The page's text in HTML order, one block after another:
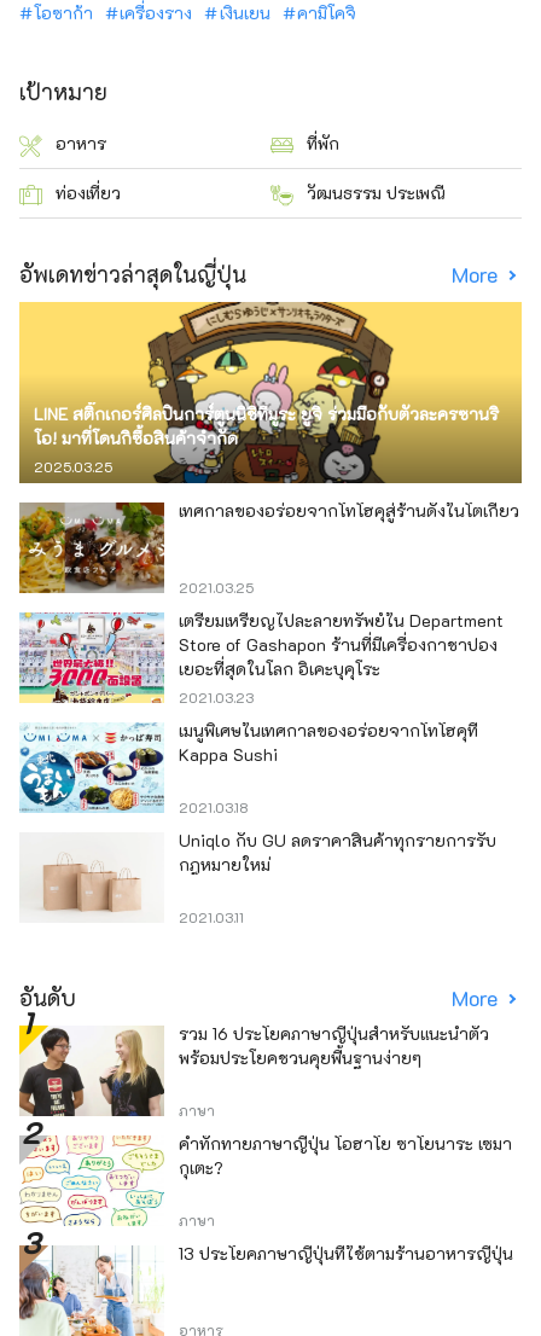
โอซาก้า
เครื่องราง เงินเยน คามิโคจิ
เป้าหมาย
อาหาร ที่พัก
ท่องเที่ยว วัฒนธรรม ประเพณี
อัพเดทข่าวล่าสุดในญี่ปุ่น More
LINE สติ๊กเกอร์ศิลปินการ์ตูนนิชิทีมูระ ยูจิ ร่วมมือกับตัวละครซานริ
โอ! มาที่โดนกิซื้อสินค้าจำกัด
2025.03.25
เทศกาลของอร่อยจากโทโฮคุสู่ร้านดังในโตเกียว
2021.03.25
เตรียมเหรียญไปละลายทรัพย์ใน Department
Store of Gashapon ร้านที่มีเครื่องกาชาปอง
เยอะที่สุดในโลก อิเคะบุคุโระ
2021.03.23
เมนูพิเศษในเทศกาลของอร่อยจากโทโฮคุที่
Kappa Sushi
2021.03.18
Uniqlo กับ GU ลดราคาสินค้าทุกรายการรับ
กฎหมายใหม่
2021.03.11
อันดับ More
รวม 16 ประโยคภาษาญี่ปุ่นสำหรับแนะนำตัว
พร้อมประโยคชวนคุยพื้นฐานง่ายๆ
ภาษา
คำทักทายภาษาญี่ปุ่น โอฮาโย ซาโยนาระ เซมา
กุเตะ?
ภาษา
13 ประโยคภาษาญี่ปุ่นที่ใช้ตามร้านอาหารญี่ปุ่น
อาหาร